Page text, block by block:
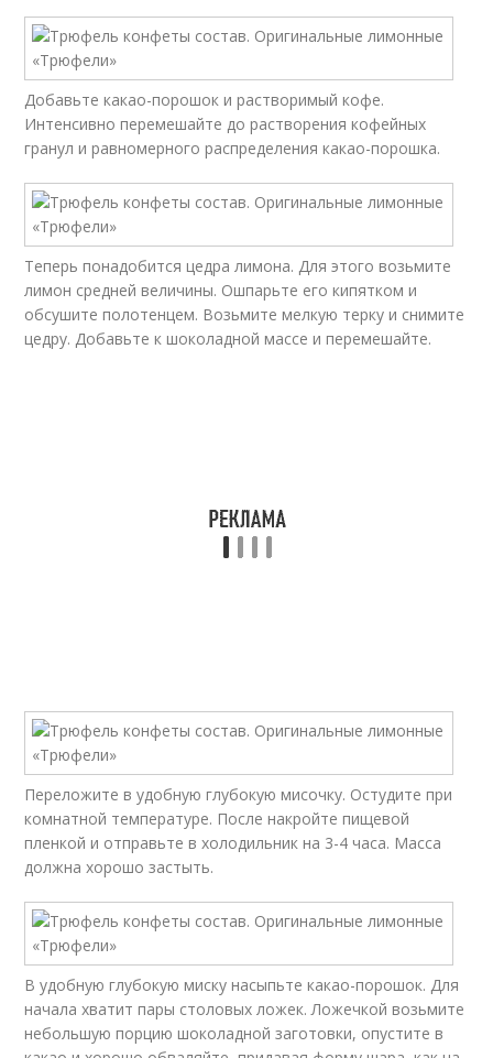
Добавьте какао-порошок и растворимый кофе.
Интенсивно перемешайте до растворения кофейных
гранул и равномерного распределения какао-порошка.
Теперь понадобится цедра лимона. Для этого возьмите
лимон средней величины. Ошпарьте его кипятком и
обсушите полотенцем. Возьмите мелкую терку и снимите
цедру. Добавьте к шоколадной массе и перемешайте.
Переложите в удобную глубокую мисочку. Остудите при
комнатной температуре. После накройте пищевой
пленкой и отправьте в холодильник на 3-4 часа. Масса
должна хорошо застыть.
В удобную глубокую миску насыпьте какао-порошок. Для
начала хватит пары столовых ложек. Ложечкой возьмите
небольшую порцию шоколадной заготовки, опустите в